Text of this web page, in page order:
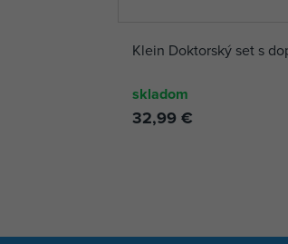
Klein Doktorský set s
skladom
32,99 €